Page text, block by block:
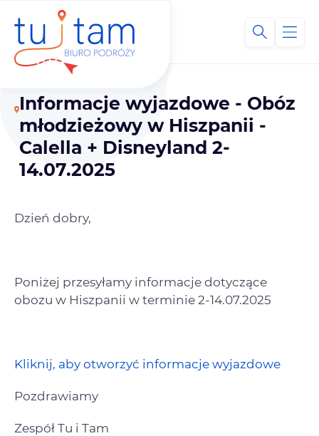
Informacje wyjazdowe - Obóz
młodzieżowy w Hiszpanii -
Calella + Disneyland 2-
14.07.2025
Dzień dobry,
Poniżej przesyłamy informacje dotyczące
obozu w Hiszpanii w terminie 2-14.07.2025
Kliknij, aby otworzyć informacje wyjazdowe
Pozdrawiamy
Zespół Tu i Tam